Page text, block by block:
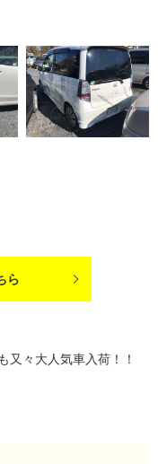
ら
又々大人気車入荷！！